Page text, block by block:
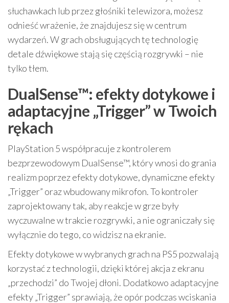
słuchawkach lub przez głośniki telewizora, możesz
odnieść wrażenie, że znajdujesz się w centrum
wydarzeń. W grach obsługujących tę technologię
detale dźwiękowe stają się częścią rozgrywki – nie
tylko tłem.
DualSense™: efekty dotykowe i
adaptacyjne „Trigger” w Twoich
rękach
PlayStation 5 współpracuje z kontrolerem
bezprzewodowym DualSense™, który wnosi do grania
realizm poprzez efekty dotykowe, dynamiczne efekty
„Trigger” oraz wbudowany mikrofon. To kontroler
zaprojektowany tak, aby reakcje w grze były
wyczuwalne w trakcie rozgrywki, a nie ograniczały się
wyłącznie do tego, co widzisz na ekranie.
Efekty dotykowe w wybranych grach na PS5 pozwalają
korzystać z technologii, dzięki której akcja z ekranu
„przechodzi” do Twojej dłoni. Dodatkowo adaptacyjne
efekty „Trigger” sprawiają, że opór podczas wciskania